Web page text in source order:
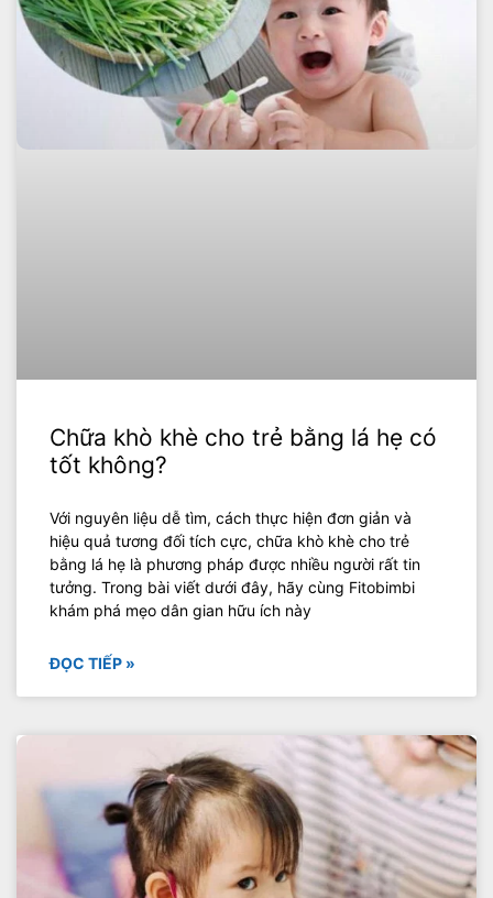
Chữa khò khè cho trẻ bằng lá hẹ có
tốt không?
Với nguyên liệu dễ tìm, cách thực hiện đơn giản và
hiệu quả tương đối tích cực, chữa khò khè cho trẻ
bằng lá hẹ là phương pháp được nhiều người rất tin
tưởng. Trong bài viết dưới đây, hãy cùng Fitobimbi
khám phá mẹo dân gian hữu ích này
ĐỌC TIẾP »